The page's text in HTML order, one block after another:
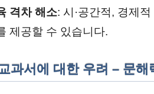
격차 해소: 시·공간적, 경제
제공할 수 있습니다.
과서에 대한 우려 – 문